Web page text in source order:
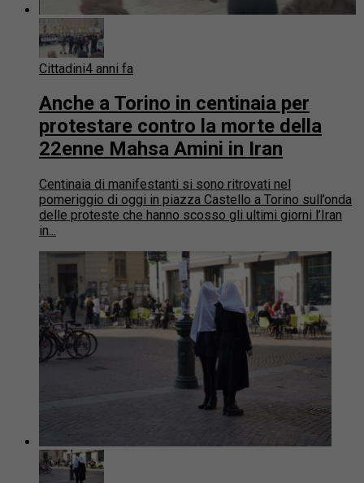
Cittadini4 anni fa
Anche a Torino in centinaia per
protestare contro la morte della
22enne Mahsa Amini in Iran
Centinaia di manifestanti si sono ritrovati nel
pomeriggio di oggi in piazza Castello a Torino sull’onda
delle proteste che hanno scosso gli ultimi giorni l’Iran
in...